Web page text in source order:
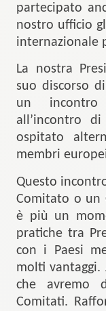
partecipato
nostro ufficio
internazionale
La nostra
suo discorso
un incontro
all’incontro
ospitato
membri
Questo
Comitato o un
è più un
pratiche tra
con i Paesi
molti
che avremo
Comitati.